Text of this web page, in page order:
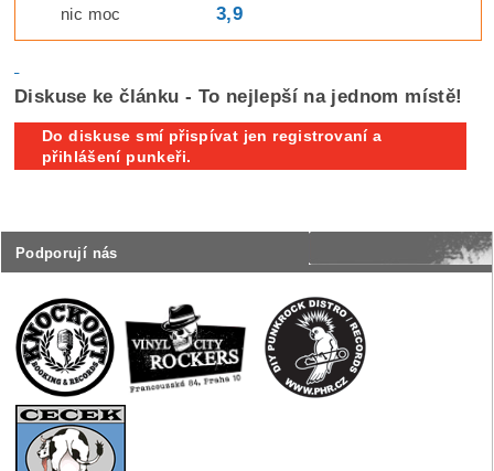
Podporují nás
nic moc 3,9
Diskuse ke článku - To nejlepší na jednom místě!
Do diskuse smí přispívat jen registrovaní a
přihlášení punkeři.